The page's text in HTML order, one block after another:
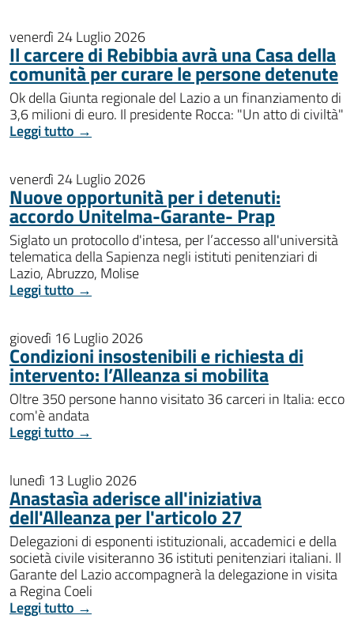
venerdì 24 Luglio 2026
Il carcere di Rebibbia avrà una Casa della
comunità per curare le persone detenute
Ok della Giunta regionale del Lazio a un finanziamento di
3,6 milioni di euro. Il presidente Rocca: "Un atto di civiltà"
Leggi tutto →
venerdì 24 Luglio 2026
Nuove opportunità per i detenuti:
accordo Unitelma-Garante- Prap
Siglato un protocollo d'intesa, per l’accesso all'università
telematica della Sapienza negli istituti penitenziari di
Lazio, Abruzzo, Molise
Leggi tutto →
giovedì 16 Luglio 2026
Condizioni insostenibili e richiesta di
intervento: l’Alleanza si mobilita
Oltre 350 persone hanno visitato 36 carceri in Italia: ecco
com'è andata
Leggi tutto →
lunedì 13 Luglio 2026
Anastasìa aderisce all'iniziativa
dell'Alleanza per l'articolo 27
Delegazioni di esponenti istituzionali, accademici e della
società civile visiteranno 36 istituti penitenziari italiani. Il
Garante del Lazio accompagnerà la delegazione in visita
a Regina Coeli
Leggi tutto →